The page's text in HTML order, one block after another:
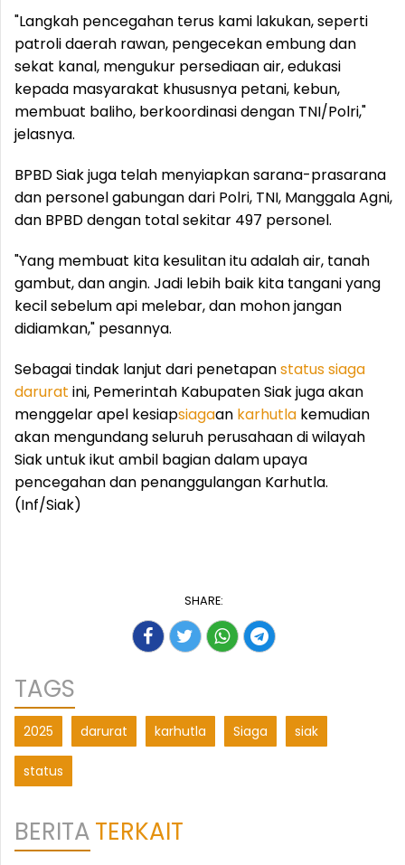
"Langkah pencegahan terus kami lakukan, seperti
patroli daerah rawan, pengecekan embung dan
sekat kanal, mengukur persediaan air, edukasi
kepada masyarakat khususnya petani, kebun,
membuat baliho, berkoordinasi dengan TNI/Polri,"
jelasnya.
BPBD Siak juga telah menyiapkan sarana-prasarana
dan personel gabungan dari Polri, TNI, Manggala Agni,
dan BPBD dengan total sekitar 497 personel.
"Yang membuat kita kesulitan itu adalah air, tanah
gambut, dan angin. Jadi lebih baik kita tangani yang
kecil sebelum api melebar, dan mohon jangan
didiamkan," pesannya.
Sebagai tindak lanjut dari penetapanstatussiaga
darurat ini, Pemerintah Kabupaten Siak juga akan
menggelar apel kesiapsiagaan karhutla kemudian
akan mengundang seluruh perusahaan di wilayah
Siak untuk ikut ambil bagian dalam upaya
pencegahan dan penanggulangan Karhutla.
(Inf/Siak)
SHARE:
TAGS
2025 darurat karhutla Siaga siak
status
BERITATERKAIT